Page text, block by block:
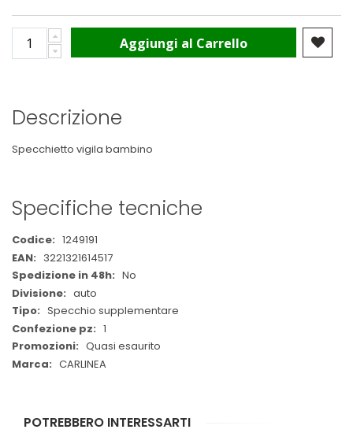
Aggiungi al Carrello
Descrizione
Specchietto vigila bambino
Specifiche tecniche
Maggiori
Informazioni
1249191
3221321614517
No
auto
Specchio supplementare
1
Quasi esaurito
CARLINEA
POTREBBERO INTERESSARTI